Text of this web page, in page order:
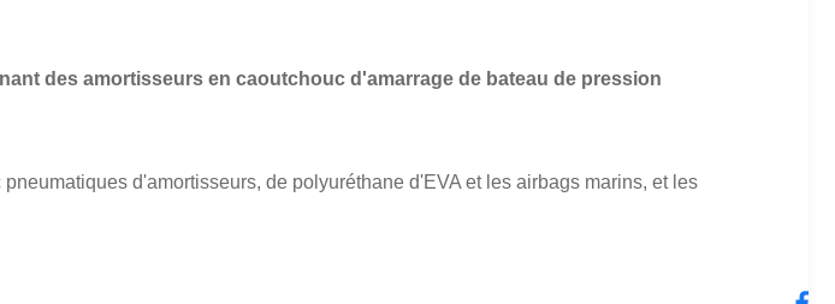
des amortisseurs en caoutchouc d'amarrage de bateau de pression
d'amortisseurs, de polyuréthane d'EVA et les airbags marins, et les